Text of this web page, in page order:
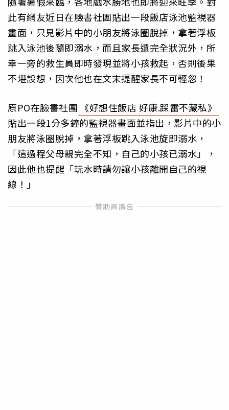
此有網友近日在臉書社團貼出一段飯店泳池監視器
畫面，只見影片中的小朋友將泳圈脫掉，拿著浮板
跳入泳池後隨即溺水，而且家長還完全狀況外，所
幸一旁的救生員即時發現並將小孩救起，否則後果
不堪設想，因次他也在文末提醒家長不可輕忽！
原PO在臉書社團 《好想住飯店 好康.踩雷不藏私》
貼出一段1分多鐘的監視器畫面並指出，影片中的小
朋友將泳圈脫掉，拿著浮板跳入泳池旋即溺水，
「這過程父母親完全不知，自己的小孩已溺水」，
因此他也提醒「玩水時請勿讓小孩離開自己的視
線！」